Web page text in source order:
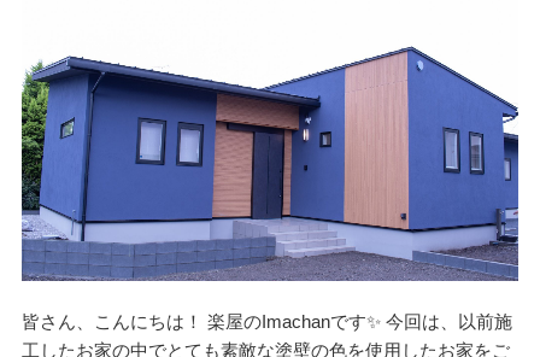
皆さん、こんにちは！ 楽屋のImachanです✨ 今回は、以前施
工したお家の中でとても素敵な塗壁の色を使用したお家をご